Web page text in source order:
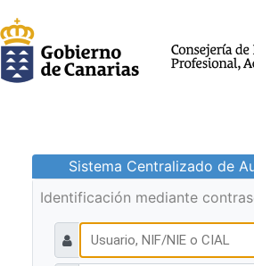
Sistema Centralizado de
Identificación mediante